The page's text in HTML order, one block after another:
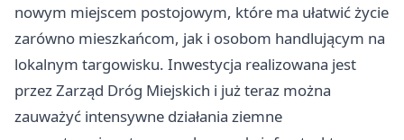
nowym miejscem postojowym, które ma ułatwić życie
zarówno mieszkańcom, jak i osobom handlującym na
lokalnym targowisku. Inwestycja realizowana jest
przez Zarząd Dróg Miejskich i już teraz można
zauważyć intensywne działania ziemne